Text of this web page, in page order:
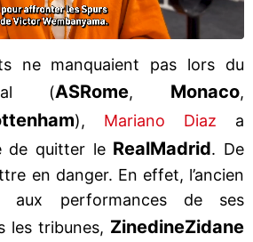
ne manquaient pas lors du
(ASRome, Monaco,
), Mariano Diaz a
de quitter le RealMadrid. De
en danger. En effet, l’ancien
aux performances de ses
les tribunes, ZinedineZidane